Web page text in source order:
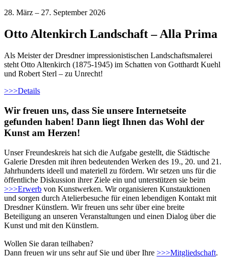
28. März – 27. September 2026
Otto Altenkirch Landschaft – Alla Prima
Als Meister der Dresdner impressionistischen Landschaftsmalerei
steht Otto Altenkirch (1875-1945) im Schatten von Gotthardt Kuehl
und Robert Sterl – zu Unrecht!
>>>Details
Wir freuen uns, dass Sie unsere Internetseite
gefunden haben! Dann liegt Ihnen das Wohl der
Kunst am Herzen!
Unser Freundeskreis hat sich die Aufgabe gestellt, die Städtische
Galerie Dresden mit ihren bedeutenden Werken des 19., 20. und 21.
Jahrhunderts ideell und materiell zu fördern. Wir setzen uns für die
öffentliche Diskussion ihrer Ziele ein und unterstützen sie beim
>>>Erwerb von Kunstwerken. Wir organisieren Kunstauktionen
und sorgen durch Atelierbesuche für einen lebendigen Kontakt mit
Dresdner Künstlern. Wir freuen uns sehr über eine breite
Beteiligung an unseren Veranstaltungen und einen Dialog über die
Kunst und mit den Künstlern.
Wollen Sie daran teilhaben?
Dann freuen wir uns sehr auf Sie und über Ihre >>>Mitgliedschaft.